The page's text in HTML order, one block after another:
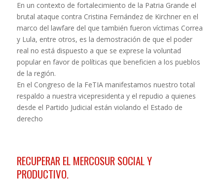
En un contexto de fortalecimiento de la Patria Grande el
brutal ataque contra Cristina Fernández de Kirchner en el
marco del lawfare del que también fueron víctimas Correa
y Lula, entre otros, es la demostración de que el poder
real no está dispuesto a que se exprese la voluntad
popular en favor de políticas que beneficien a los pueblos
de la región.
En el Congreso de la FeTIA manifestamos nuestro total
respaldo a nuestra vicepresidenta y el repudio a quienes
desde el Partido Judicial están violando el Estado de
derecho
RECUPERAR EL MERCOSUR SOCIAL Y
PRODUCTIVO.